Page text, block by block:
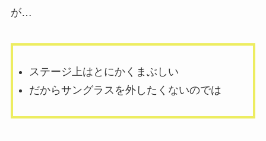
が…
ステージ上はとにかくまぶしい
だからサングラスを外したくないのでは